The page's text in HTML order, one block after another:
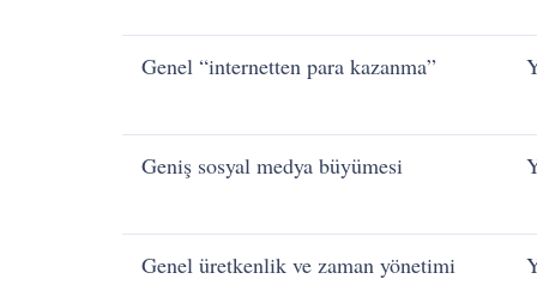
Genel “internetten para kazanma”
Geniş sosyal medya büyümesi
Genel üretkenlik ve zaman yönetimi